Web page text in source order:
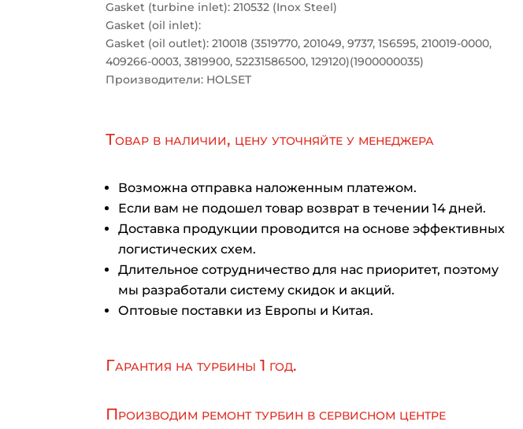
Gasket (turbine inlet): 210532 (Inox Steel)
Gasket (oil inlet):
Gasket (oil outlet): 210018 (3519770, 201049, 9737, 1S6595, 210019-0000,
409266-0003, 3819900, 52231586500, 129120)(1900000035)
Производители: HOLSET
Товар в наличии, цену уточняйте у менеджера
Возможна отправка наложенным платежом.
Если вам не подошел товар возврат в течении 14 дней.
Доставка продукции проводится на основе эффективных
логистических схем.
Длительное сотрудничество для нас приоритет, поэтому
мы разработали систему скидок и акций.
Оптовые поставки из Европы и Китая.
Гарантия на турбины 1 год.
Производим ремонт турбин в сервисном центре